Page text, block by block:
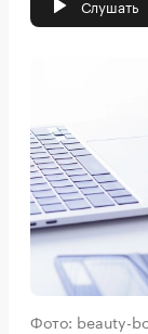
Слушать
Фото: beauty-